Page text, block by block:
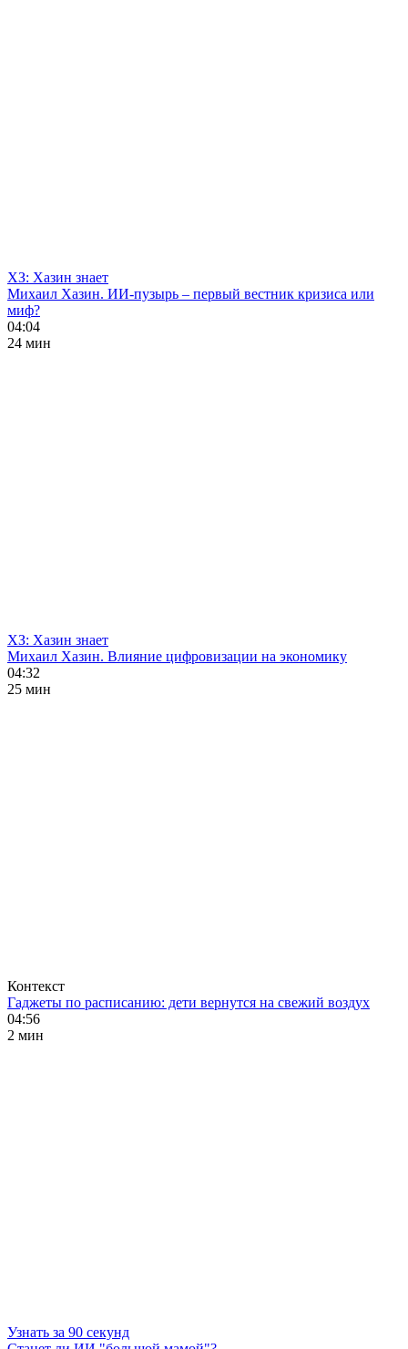
ХЗ: Хазин знает
Михаил Хазин. ИИ-пузырь – первый вестник кризиса или
миф?
04:04
24 мин
ХЗ: Хазин знает
Михаил Хазин. Влияние цифровизации на экономику
04:32
25 мин
Контекст
Гаджеты по расписанию: дети вернутся на свежий воздух
04:56
2 мин
Узнать за 90 секунд